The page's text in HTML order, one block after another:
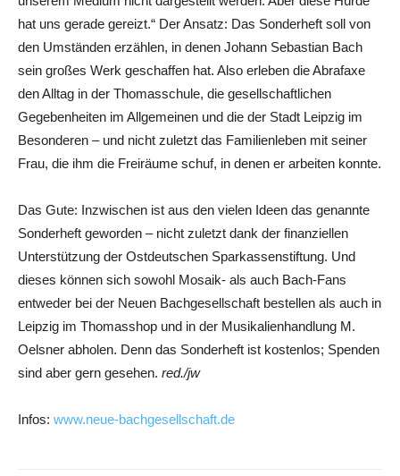
hat uns gerade gereizt.“ Der Ansatz: Das Sonderheft soll von
den Umständen erzählen, in denen Johann Sebastian Bach
sein großes Werk geschaffen hat. Also erleben die Abrafaxe
den Alltag in der Thomasschule, die gesellschaftlichen
Gegebenheiten im Allgemeinen und die der Stadt Leipzig im
Besonderen – und nicht zuletzt das Familienleben mit seiner
Frau, die ihm die Freiräume schuf, in denen er arbeiten konnte.
Das Gute: Inzwischen ist aus den vielen Ideen das genannte
Sonderheft geworden – nicht zuletzt dank der finanziellen
Unterstützung der Ostdeutschen Sparkassenstiftung. Und
dieses können sich sowohl Mosaik- als auch Bach-Fans
entweder bei der Neuen Bachgesellschaft bestellen als auch in
Leipzig im Thomasshop und in der Musikalienhandlung M.
Oelsner abholen. Denn das Sonderheft ist kostenlos; Spenden
sind aber gern gesehen. red./jw
Infos: www.neue-bachgesellschaft.de